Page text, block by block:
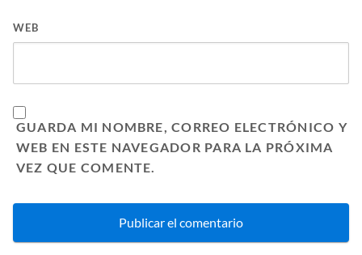
WEB
GUARDA MI NOMBRE, CORREO ELECTRÓNICO Y
WEB EN ESTE NAVEGADOR PARA LA PRÓXIMA
VEZ QUE COMENTE.